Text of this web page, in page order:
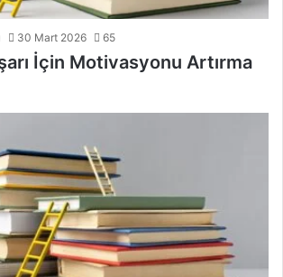
30 Mart 2026 65
İçin Motivasyonu Artırma